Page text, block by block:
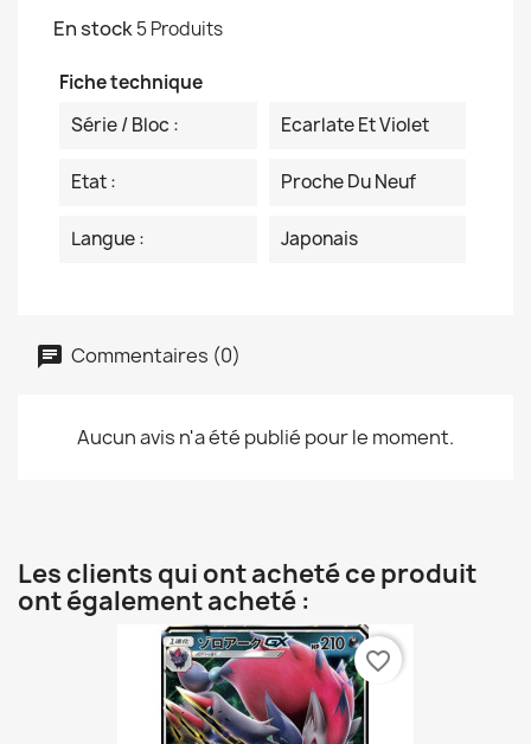
En stock5 Produits
Fiche technique
Série / Bloc :
Ecarlate Et Violet
Etat : Proche Du Neuf
Langue : Japonais
Commentaires (0)
Aucun avis n'a été publié pour le moment.
Les clients qui ont acheté ce produit
ont également acheté :
favorite_border